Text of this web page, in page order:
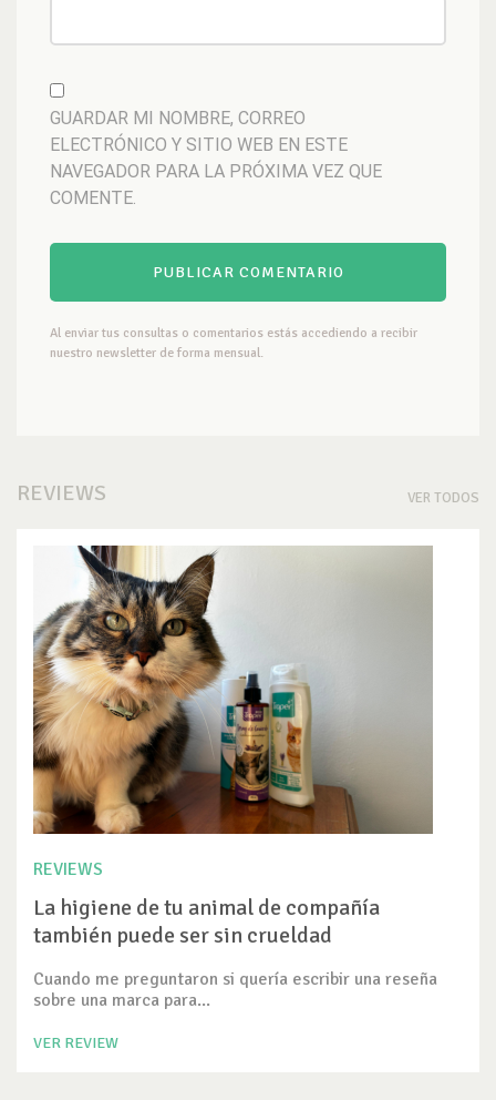
GUARDAR MI NOMBRE, CORREO
ELECTRÓNICO Y SITIO WEB EN ESTE
NAVEGADOR PARA LA PRÓXIMA VEZ QUE
COMENTE.
Al enviar tus consultas o comentarios estás accediendo a recibir
nuestro newsletter de forma mensual.
REVIEWS VER TODOS
REVIEWS
La higiene de tu animal de compañía
también puede ser sin crueldad
Cuando me preguntaron si quería escribir una reseña
sobre una marca para...
VER REVIEW